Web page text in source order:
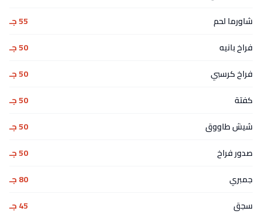
شاورما لحم
55 جـ
فراخ بانيه
50 جـ
فراخ كرسبي
50 جـ
كفتة
50 جـ
شيش طاووق
50 جـ
صدور فراخ
50 جـ
جمبري
80 جـ
سجق
45 جـ